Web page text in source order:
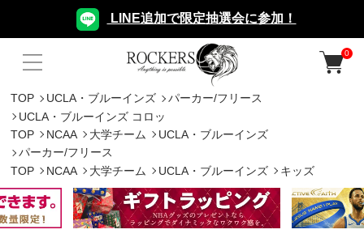
LINE追加で限定抽選会に参加！
0
TOP UCLA・ブルーインズ
パーカー/フリース
UCLA・ブルーインズ コロッ
TOP
NCAA 大学チーム
UCLA・ブルーインズ
パーカー/フリース
TOP
NCAA 大学チーム UCLA・ブルーインズ キッズ